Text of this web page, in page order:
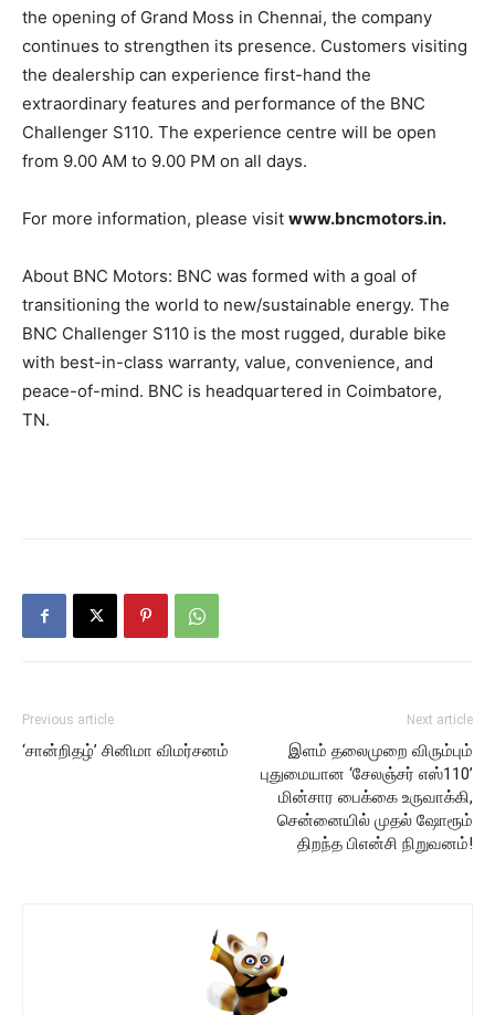
the opening of Grand Moss in Chennai, the company
continues to strengthen its presence. Customers visiting
the dealership can experience first-hand the
extraordinary features and performance of the BNC
Challenger S110. The experience centre will be open
from 9.00 AM to 9.00 PM on all days.
For more information, please visit www.bncmotors.in.
About BNC Motors: BNC was formed with a goal of
transitioning the world to new/sustainable energy. The
BNC Challenger S110 is the most rugged, durable bike
with best-in-class warranty, value, convenience, and
peace-of-mind. BNC is headquartered in Coimbatore,
TN.
Previous article
‘சான்றிதழ்’ சினிமா விமர்சனம்
Next article
இளம் தலைமுறை விரும்பும்
புதுமையான ‘சேலஞ்சர் எஸ்110’
மின்சார பைக்கை உருவாக்கி,
சென்னையில் முதல் ஷோரூம்
திறந்த பிஎன்சி நிறுவனம்!